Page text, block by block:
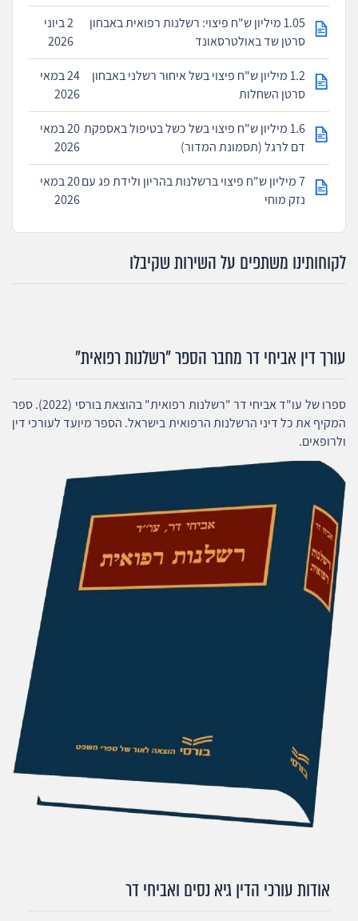
1.05 מיליון ש"ח פיצוי: רשלנות רפואית באבחון
סרטן שד באולטרסאונד
2 ביוני
2026
1.2 מיליון ש"ח פיצוי בשל איחור רשלני באבחון
סרטן השחלות
24 במאי
2026
1.6 מיליון ש"ח פיצוי בשל כשל בטיפול באספקת
דם לרגל (תסמונת המדור)
20 במאי
2026
7 מיליון ש"ח פיצוי ברשלנות בהריון ולידת פג עם
נזק מוחי
20 במאי
2026
לקוחותינו משתפים על השירות שקיבלו
עורך דין אביחי דר מחבר הספר "רשלנות רפואית"
ספרו של עו"ד אביחי דר "רשלנות רפואית" בהוצאת בורסי (2022). ספר
המקיף את כל דיני הרשלנות הרפואית בישראל. הספר מיועד לעורכי דין
ולרופאים.
אודות עורכי הדין גיא נסים ואביחי דר